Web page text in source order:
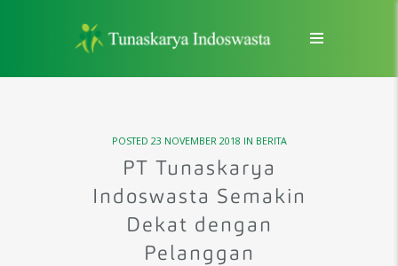
POSTED 23 NOVEMBER 2018 IN BERITA
PT Tunaskarya
Indoswasta Semakin
Dekat dengan
Pelanggan